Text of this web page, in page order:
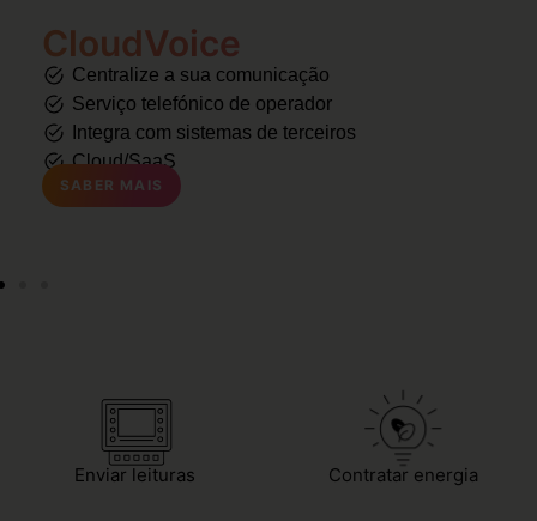
CloudVoice
Centralize a sua comunicação
Serviço telefónico de operador
Integra com sistemas de terceiros
Cloud/SaaS
SABER MAIS
Enviar leituras Contratar energia